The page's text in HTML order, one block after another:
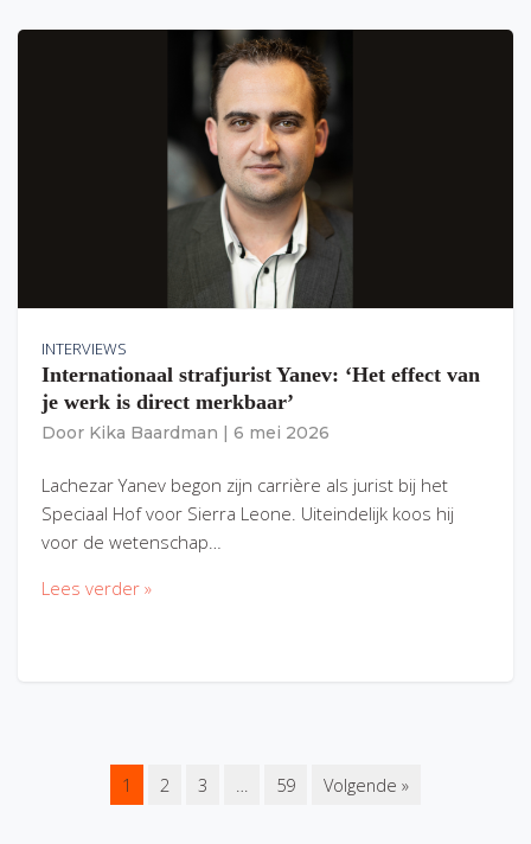
INTERVIEWS
Internationaal strafjurist Yanev: ‘Het effect van
je werk is direct merkbaar’
Door Kika Baardman 6 mei 2026
Lachezar Yanev begon zijn carrière als jurist bij het
Speciaal Hof voor Sierra Leone. Uiteindelijk koos hij
voor de wetenschap…
Lees verder »
1 2 3 … 59 Volgende »